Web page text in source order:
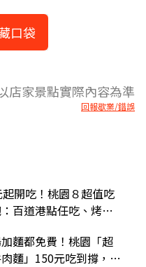
口袋
店家景點實際內容為準
回報歇業/錯誤
開吃！桃園８超值吃
百道港點任吃、烤蚵
麵都免費！桃園「超
麵」150元吃到撐，還